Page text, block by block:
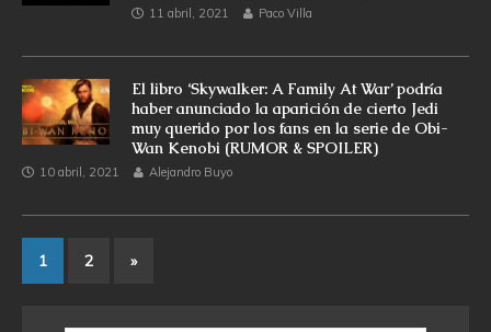
11 abril, 2021 Paco Villa
El libro ‘Skywalker: A Family At War’ podría
haber anunciado la aparición de cierto Jedi
muy querido por los fans en la serie de Obi-
Wan Kenobi (RUMOR & SPOILER)
10 abril, 2021 Alejandro Buyo
1 2 »